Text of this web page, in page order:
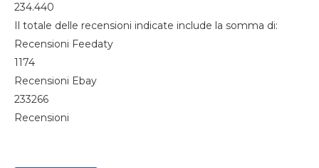
234.440
Il totale delle recensioni indicate include la somma di:
Recensioni Feedaty
1174
Recensioni Ebay
233266
Recensioni